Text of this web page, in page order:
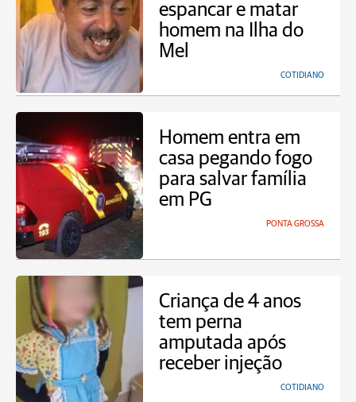
espancar e matar
homem na Ilha do
Mel
COTIDIANO
Homem entra em
casa pegando fogo
para salvar família
em PG
PONTA GROSSA
Criança de 4 anos
tem perna
amputada após
receber injeção
COTIDIANO